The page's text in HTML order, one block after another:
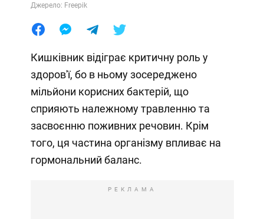
Джерело: Freepik
Кишківник відіграє критичну роль у
здоров'ї, бо в ньому зосереджено
мільйони корисних бактерій, що
сприяють належному травленню та
засвоєнню поживних речовин. Крім
того, ця частина організму впливає на
гормональний баланс.
РЕКЛАМА